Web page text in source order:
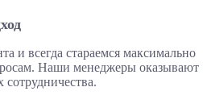
и всегда стараемся максимально
Наши менеджеры оказывают
сотрудничества.